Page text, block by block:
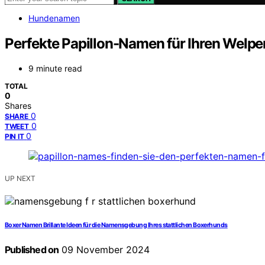
Hundenamen
Perfekte Papillon-Namen für Ihren
9 minute read
TOTAL
0
Shares
SHARE 0
TWEET 0
PIN IT 0
UP NEXT
Boxer Namen Brillante Ideen für die Namensgebung Ihres stattlichen Boxerhunds
Published on 09 November 2024